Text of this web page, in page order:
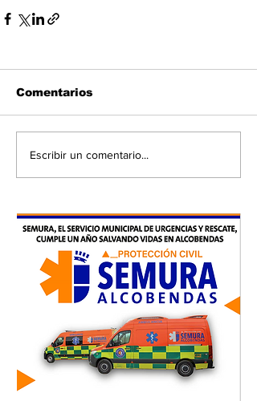
Comentarios
Escribir un comentario...